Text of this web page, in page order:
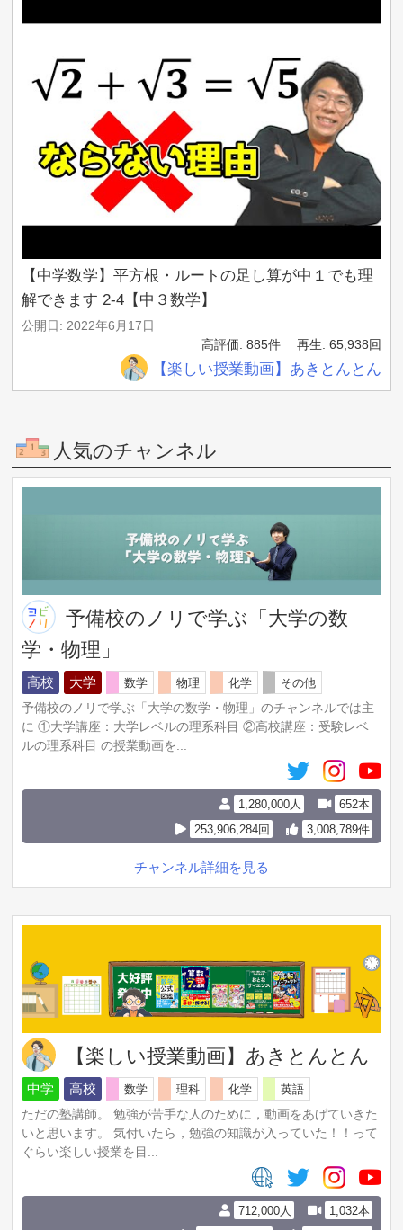
【中学数学】平方根・ルートの足し算が中１でも理
解できます 2-4【中３数学】
公開日: 2022年6月17日
再生: 65,938回
高評価: 885件
【楽しい授業動画】あきとんとん
人気のチャンネル
予備校のノリで学ぶ「大学の数
学・物理」
高校 大学 数学 物理 化学
その他
予備校のノリで学ぶ「大学の数学・物理」のチャンネルでは主
に ①大学講座：大学レベルの理系科目 ②高校講座：受験レベ
ルの理系科目 の授業動画を...
1,280,000人
652本
253,906,284回
3,008,789件
チャンネル詳細を見る
【楽しい授業動画】あきとんとん
中学 高校 数学 理科 化学
英語
ただの塾講師。 勉強が苦手な人のために，動画をあげていきた
いと思います。 気付いたら，勉強の知識が入っていた！！って
ぐらい楽しい授業を目...
712,000人
1,032本